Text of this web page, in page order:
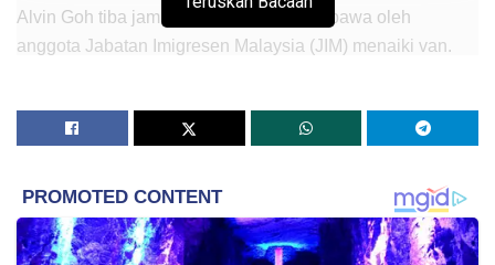
Alvin Goh tiba jam 11.05 pagi dengan dibawa oleh
anggota Jabatan Imigresen Malaysia (JIM) menaiki van.
RM2.14 juta hasil daripada aktiviti haram pada September
2019 sehingga November 2019.
Justeru, dia didakwa mengikut Seksyen 4(1)(b) Akta
Pencegahan Pengubahan Wang Haram, Pencegahan
Pembiayaan Keganasan dan Hasil Daripada Aktiviti